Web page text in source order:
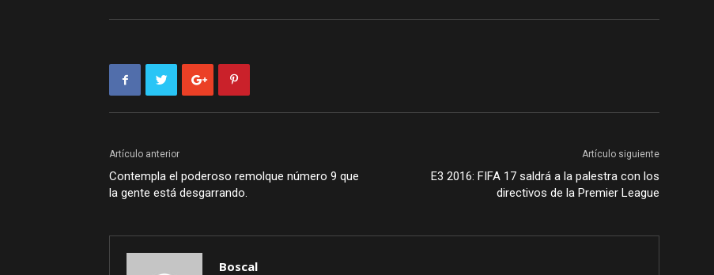
Artículo anterior
Contempla el poderoso remolque número 9 que
la gente está desgarrando.
Artículo siguiente
E3 2016: FIFA 17 saldrá a la palestra con los
directivos de la Premier League
Boscal